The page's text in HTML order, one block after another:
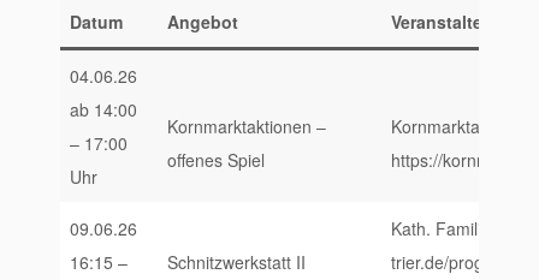
Datum Angebot Veranstalter
04.06.26
ab 14:00
– 17:00
Uhr
Kornmarktaktionen –
offenes Spiel
https://
09.06.26
16:15 –
Schnitzwerkstatt II
Kath.
trier.de/programm/